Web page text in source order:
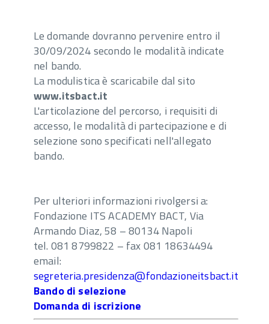
Le domande dovranno pervenire entro il
30/09/2024 secondo le modalità indicate
nel bando.
La modulistica è scaricabile dal sito
www.itsbact.it
L'articolazione del percorso, i requisiti di
accesso, le modalità di partecipazione e di
selezione sono specificati nell'allegato
bando.
Per ulteriori informazioni rivolgersi a:
Fondazione ITS ACADEMY BACT, Via
Armando Diaz, 58 – 80134 Napoli
tel. 081 8799822 – fax 081 18634494
email:
segreteria.presidenza@fondazioneitsbact.it
Bando di selezione
Domanda di iscrizione